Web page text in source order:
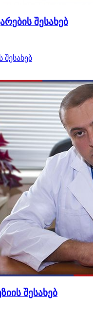
შესახებ
შესახებ
შესახებ